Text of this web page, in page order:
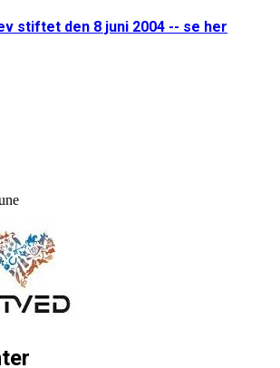
stiftet den 8 juni 2004 -- se her